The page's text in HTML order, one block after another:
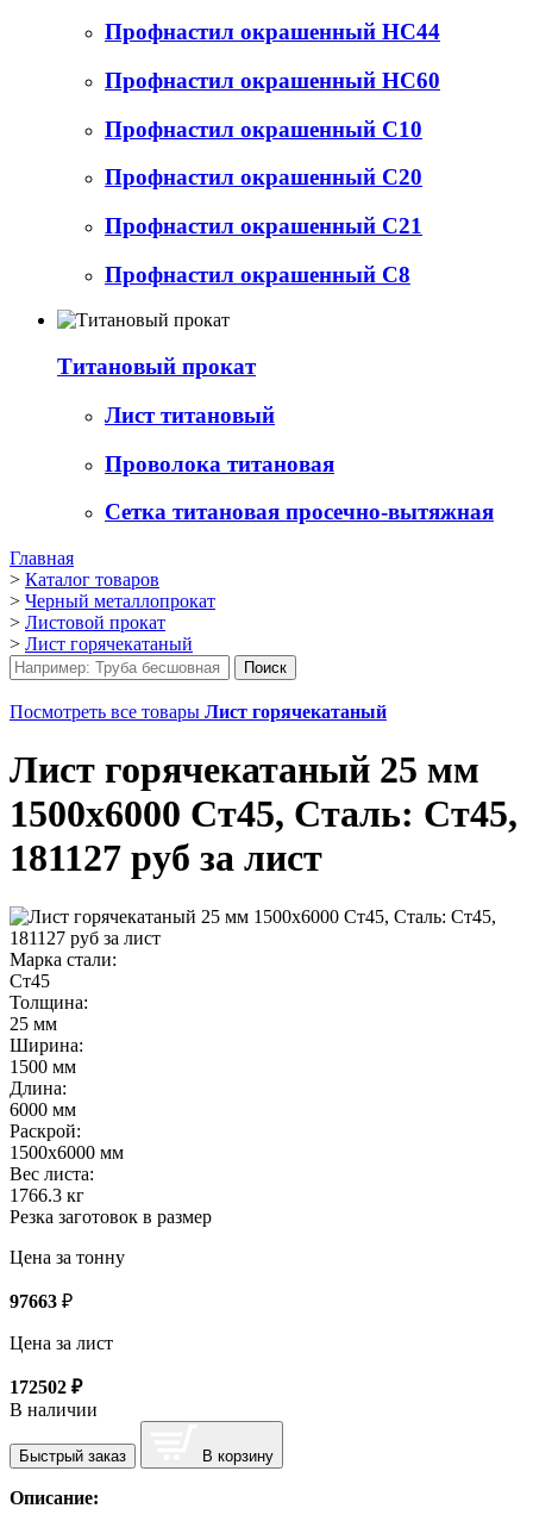
Профнастил окрашенный НС44
Профнастил окрашенный НС60
Профнастил окрашенный С10
Профнастил окрашенный С20
Профнастил окрашенный С21
Профнастил окрашенный С8
Титановый прокат
Лист титановый
Проволока титановая
Сетка титановая просечно-вытяжная
Главная
> Каталог товаров
> Черный металлопрокат
> Листовой прокат
> Лист горячекатаный
Посмотреть все товары Лист горячекатаный
Лист горячекатаный 25 мм
1500х6000 Ст45, Сталь: Ст45,
181127 руб за лист
Марка стали:
Ст45
Толщина:
25 мм
Ширина:
1500 мм
Длина:
6000 мм
Раскрой:
1500х6000 мм
Вес листа:
1766.3 кг
Резка заготовок в размер
Цена за тонну
97663 ₽
Цена за лист
172502 ₽
В наличии
Быстрый заказ В корзину
Описание: